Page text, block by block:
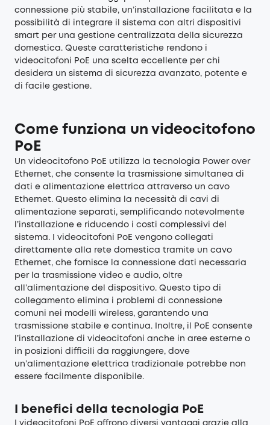
connessione più stabile, un’installazione facilitata e la
possibilità di integrare il sistema con altri dispositivi
smart per una gestione centralizzata della sicurezza
domestica. Queste caratteristiche rendono i
videocitofoni PoE una scelta eccellente per chi
desidera un sistema di sicurezza avanzato, potente e
di facile gestione.
Come funziona un videocitofono
PoE
Un videocitofono PoE utilizza la tecnologia Power over
Ethernet, che consente la trasmissione simultanea di
dati e alimentazione elettrica attraverso un cavo
Ethernet. Questo elimina la necessità di cavi di
alimentazione separati, semplificando notevolmente
l’installazione e riducendo i costi complessivi del
sistema. I videocitofoni PoE vengono collegati
direttamente alla rete domestica tramite un cavo
Ethernet, che fornisce la connessione dati necessaria
per la trasmissione video e audio, oltre
all’alimentazione del dispositivo. Questo tipo di
collegamento elimina i problemi di connessione
comuni nei modelli wireless, garantendo una
trasmissione stabile e continua. Inoltre, il PoE consente
l’installazione di videocitofoni anche in aree esterne o
in posizioni difficili da raggiungere, dove
un’alimentazione elettrica tradizionale potrebbe non
essere facilmente disponibile.
I benefici della tecnologia PoE
I videocitofoni PoE offrono diversi vantaggi grazie alla